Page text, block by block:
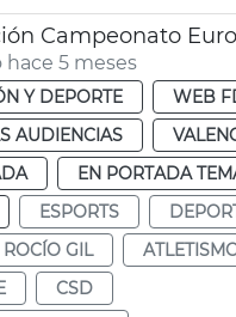
5 meses
Y DEPORTE
WEB
AUDIENCIAS
EN PORTADA
ESPORTS
ROCÍO GIL
CSD